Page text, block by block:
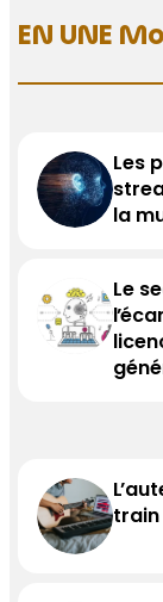
EN UNE
Les
la
Le
train